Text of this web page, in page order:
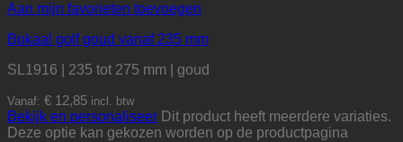
Aan mijn favorieten toevoegen
Bokaal golf goud vanaf 235 mm
SL1916 | 235 tot 275 mm | goud
Vanaf: € 12,85 incl. btw
Bekijk en personaliseer Dit product heeft meerdere variaties.
Deze optie kan gekozen worden op de productpagina